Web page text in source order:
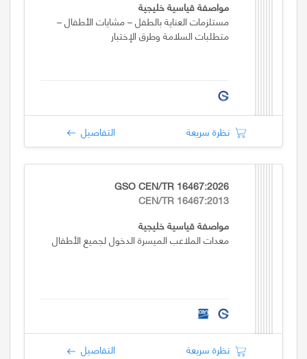
مواصفة قياسية خليجية
مستلزمات العناية بالطفل – مشايات الأطفال –
متطلبات السلامة وطرق الإختبار
نظرة سريعة التفاصيل
GSO CEN/TR 16467:2026
CEN/TR 16467:2013
مواصفة قياسية خليجية
معدات الملاعب الميسرة الدخول لجميع الأطفال
نظرة سريعة التفاصيل